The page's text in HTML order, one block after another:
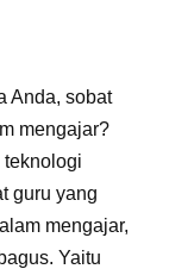
Anda, sobat
mengajar?
teknologi
guru yang
mengajar,
Yaitu